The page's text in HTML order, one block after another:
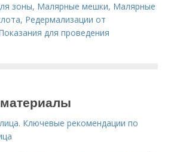
зоны, Малярные мешки, Малярные
, Редермализации от
для проведения
Ключевые рекомендации по